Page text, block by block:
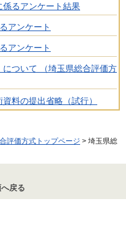
係るアンケート結果
アンケート
アンケート
について （埼玉県総合評価方
料の提出省略（試行）
評価方式トップページ > 埼玉県総
戻る